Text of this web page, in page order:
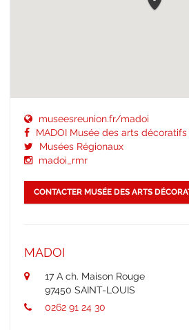
museesreunion.fr/madoi
MADOI Musée des arts
Musées Régionaux
madoi_rmr
CONTACTER MUSÉE DES ARTS
MADOI
17 A ch. Maison Rouge
97450 SAINT-LOUIS
0262 91 24 30